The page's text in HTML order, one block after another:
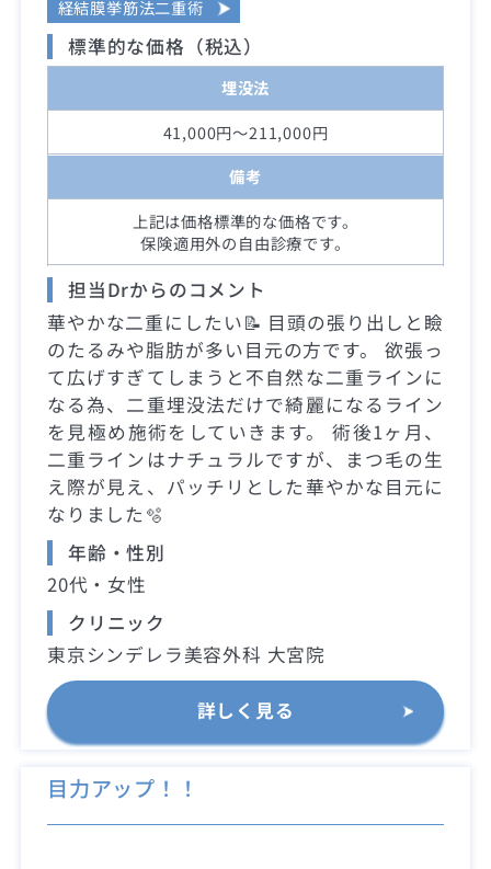
経結膜挙筋法二重術
標準的な価格（税込）
埋没法
41,000円～211,000円
備考
上記は価格標準的な価格です。
保険適用外の自由診療です。
担当Drからのコメント
華やかな二重にしたい📝 目頭の張り出しと瞼
のたるみや脂肪が多い目元の方です。 欲張っ
て広げすぎてしまうと不自然な二重ラインに
なる為、二重埋没法だけで綺麗になるライン
を見極め施術をしていきます。 術後1ヶ月、
二重ラインはナチュラルですが、まつ毛の生
え際が見え、パッチリとした華やかな目元に
なりました🫧
年齢・性別
20代・女性
クリニック
東京シンデレラ美容外科 大宮院
詳しく見る
目力アップ！！